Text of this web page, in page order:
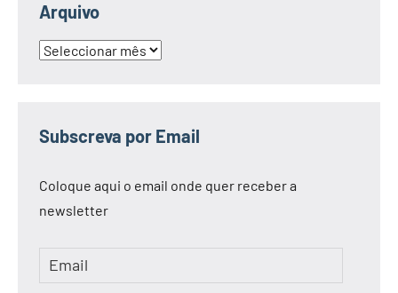
Arquivo
Arquivo
Subscreva por Email
Coloque aqui o email onde quer receber a
newsletter
Email